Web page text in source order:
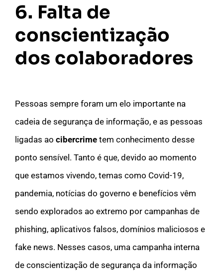
6. Falta de
conscientização
dos colaboradores
Pessoas sempre foram um elo importante na
cadeia de segurança de informação, e as pessoas
ligadas ao cibercrime tem conhecimento desse
ponto sensível. Tanto é que, devido ao momento
que estamos vivendo, temas como Covid-19,
pandemia, notícias do governo e benefícios vêm
sendo explorados ao extremo por campanhas de
phishing, aplicativos falsos, domínios maliciosos e
fake news. Nesses casos, uma campanha interna
de conscientização de segurança da informação